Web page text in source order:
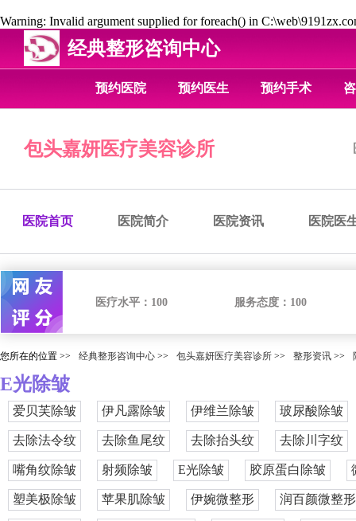
Warning: Invalid argument supplied for foreach() in
经典整形咨询中心
预约医院 预约医生 预约手术
包头嘉妍医疗美容诊所
医院首页 医院简介 医院资讯 医院医
医疗水平： 100 服务态度： 100
您所在的位置 >> 经典整形咨询中心 >> 包头嘉妍医疗美容诊所 >> 整形资讯 >>
E光除皱
爱贝芙除皱 伊凡露除皱 伊维兰除皱 玻尿酸除皱
去除法令纹 去除鱼尾纹 去除抬头纹 去除川字纹
嘴角纹除皱 射频除皱 E光除皱 胶原蛋白除皱
塑美极除皱 苹果肌除皱 伊婉微整形 润百颜微整形